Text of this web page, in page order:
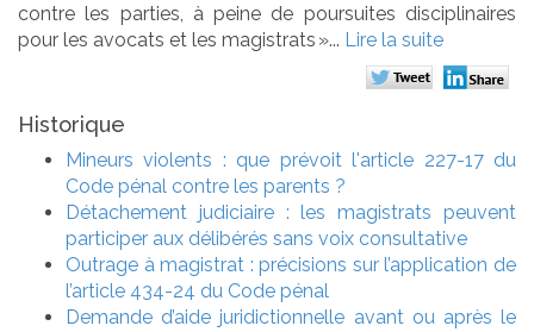
contre les parties, à peine de poursuites disciplinaires
pour les avocats et les magistrats »... Lire la suite
Historique
Mineurs violents : que prévoit l'article 227-17 du
Code pénal contre les parents ?
Détachement judiciaire : les magistrats peuvent
participer aux délibérés sans voix consultative
Outrage à magistrat : précisions sur l’application de
l’article 434-24 du Code pénal
Demande d’aide juridictionnelle avant ou après le